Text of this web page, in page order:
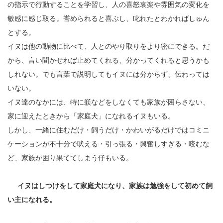
の指示で行動することを学習し、人の喜怒哀楽や雰囲気の変化を
敏感に感じ取る。誉められると喜ぶし、叱れたとわかればしゅん
とする。
イヌは他の動物に比べて、人とのやり取りをより密にできる。だ
から、言い聞かせれば止めてくれる、分かってくれると思うかも
しれない。でも言葉で説明してもイヌには分からず、伝わっては
いない。
イヌ達のなかには、特に躾などをしなくても家族が困らさない、
家に迎えたときから「家庭犬」になれるイヌもいる。
しかし、一緒に住むだけ・飼うだけ・かわいがるだけではコミニ
ケーションが不十分で吠える・引っ張る・興奮しすぎる・咬むな
ど、家族が困り果ててしまう仔もいる。
イヌはしつけをして家庭犬になり、家族は勉強をして初めて飼
い主になれる。